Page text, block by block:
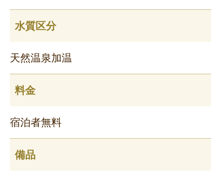
水質区分
天然温泉加温
料金
宿泊者無料
備品